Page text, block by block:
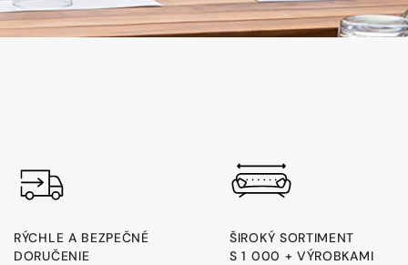
RÝCHLE A BEZPEČNÉ
DORUČENIE
ŠIROKÝ SORTIMENT
S 1 000 + VÝROBKAMI